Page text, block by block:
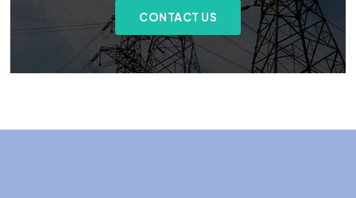
CONTACT US